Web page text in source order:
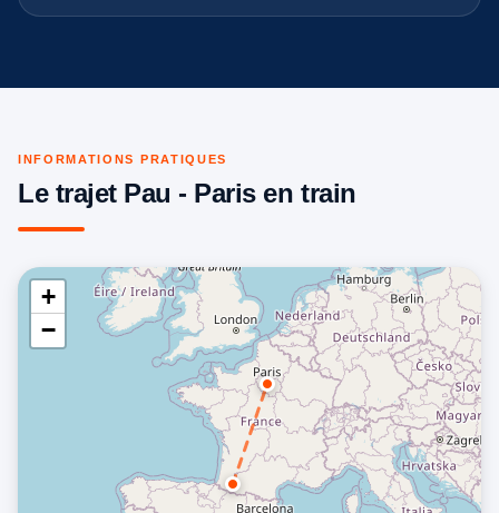
INFORMATIONS PRATIQUES
Le trajet Pau - Paris en train
+
−